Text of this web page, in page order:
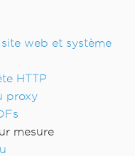
web et système
HTTP
proxy
mesure